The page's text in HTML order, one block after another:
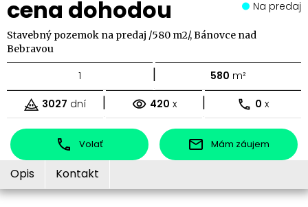
cena dohodou Na predaj
Stavebný pozemok na predaj /580 m2/, Bánovce nad
Bebravou
1 | 580 m²
3027 dní | 420 x | 0 x
Volať Mám záujem
Opis Kontakt